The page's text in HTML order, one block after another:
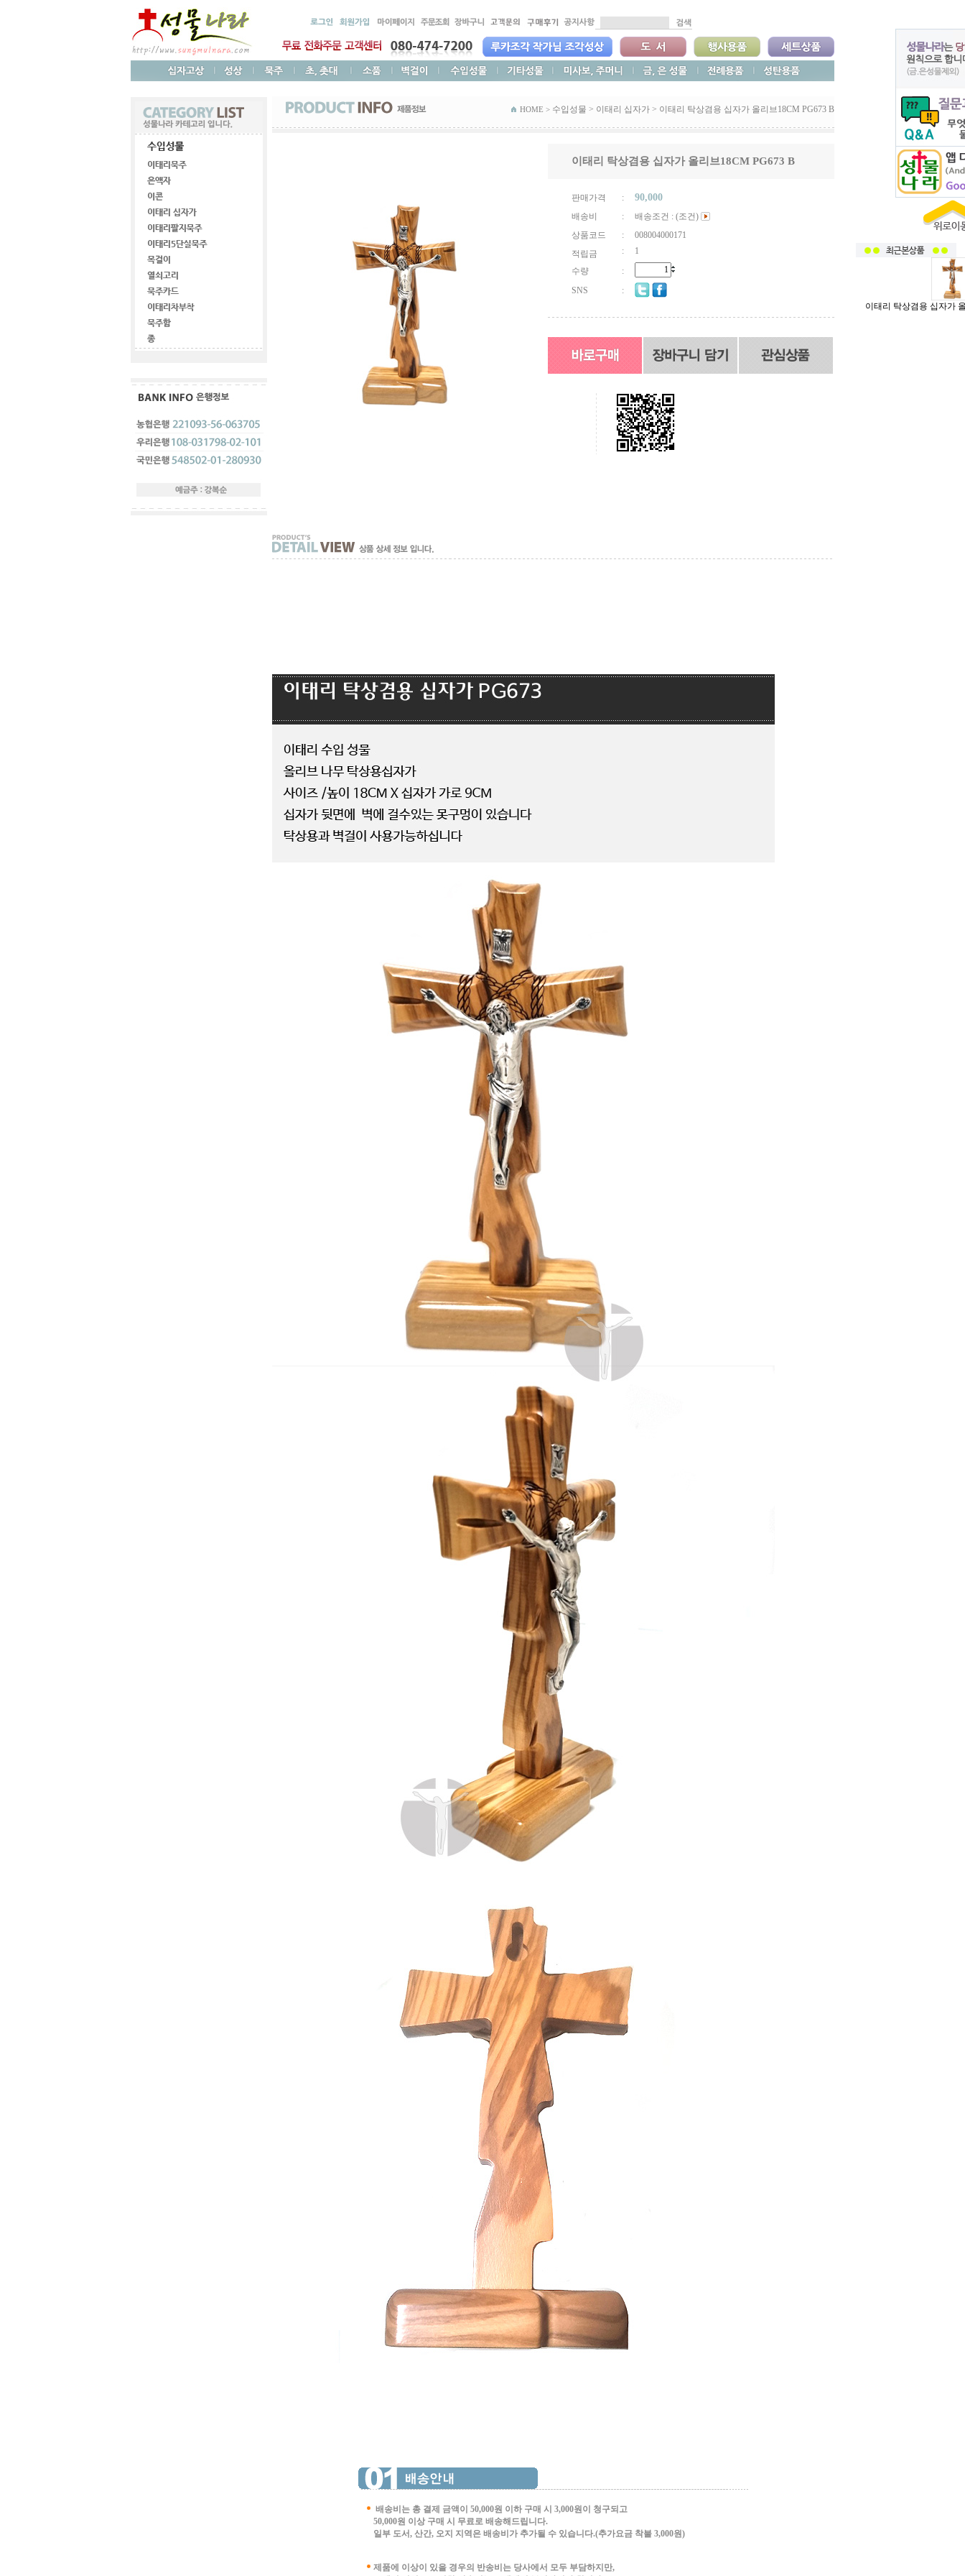
HOME > 수입성물 > 이태리 십자가 > 이태리 탁상겸용 십자가 올리브18CM PG673 B
이태리 탁상겸용 십자가 올리브18CM PG673 B
판매가격 : 90,000
배송비 :
배송조건 : (조건)
상품코드
:
008004000171
적립금
:
1
수량
:
SNS
:
배송비는 총 결제 금액이 50,000원 이하 구매 시 3,000원이 청구되고
50,000원 이상 구매 시 무료로 배송해드립니다.
일부 도서, 산간, 오지 지역은 배송비가 추가될 수 있습니다.(추가요금 착불 3,000원)
제품에 이상이 있을 경우의 반송비는 당사에서 모두 부담하지만,
이태리 탁상겸용 십자가